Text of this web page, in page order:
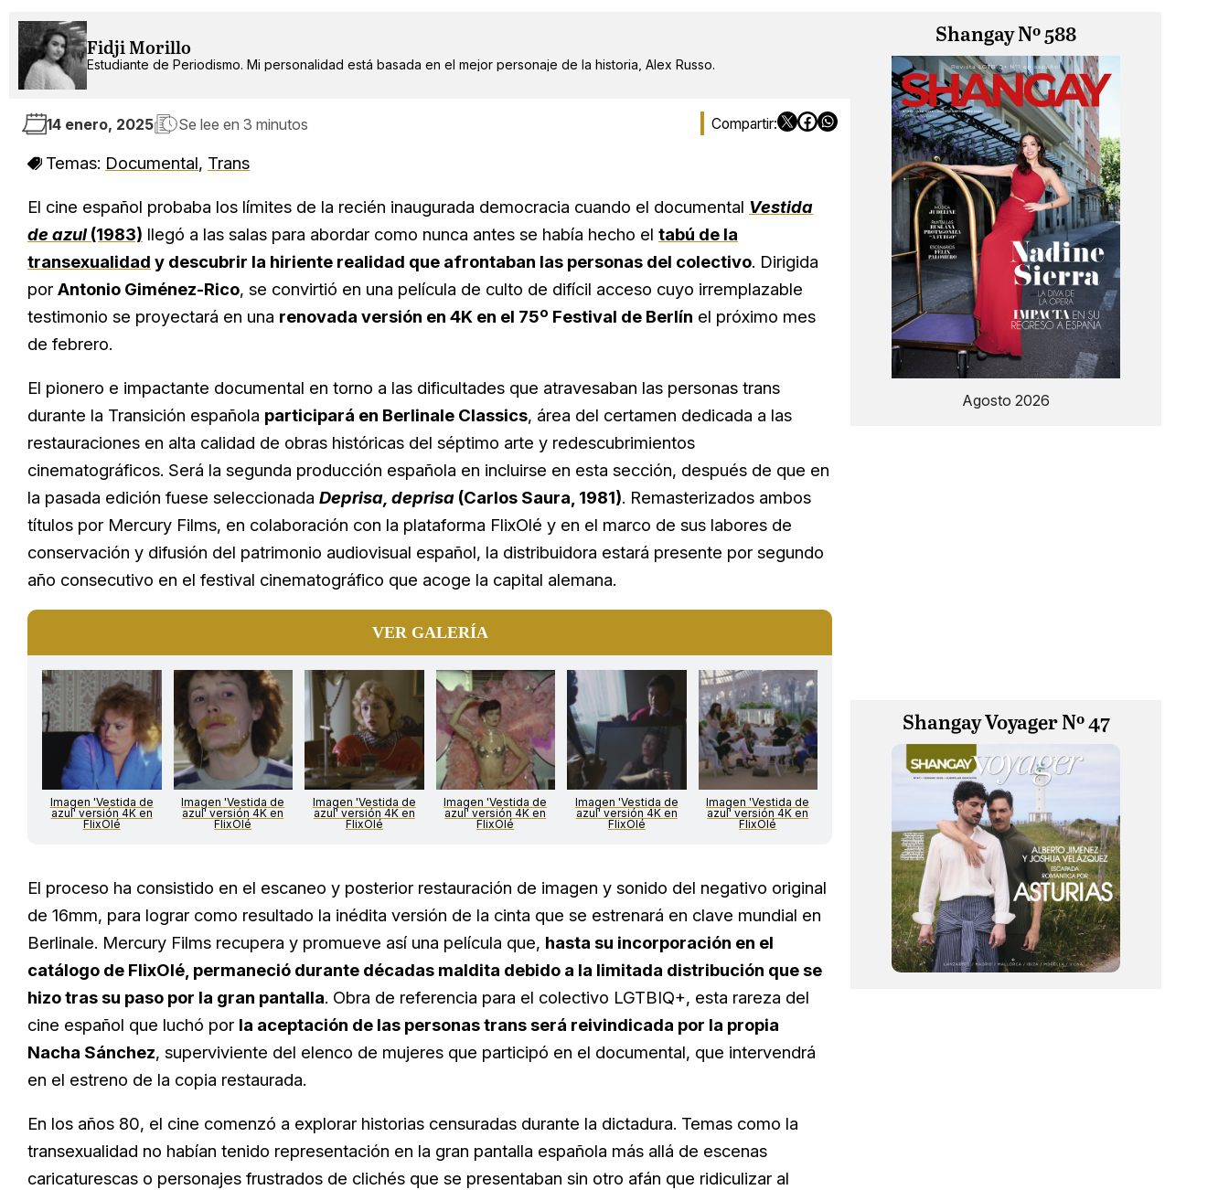
Fidji Morillo
Estudiante de Periodismo. Mi personalidad está basada en el mejor personaje de la historia, Alex Russo.
14 enero, 2025 Se lee en 3 minutos
Temas: Documental, Trans
El cine español probaba los límites de la recién inaugurada democracia cuando el documental Vestida
de azul(1983) llegó a las salas para abordar como nunca antes se había hecho el tabú de la
transexualidad y descubrir la hiriente realidad que afrontaban las personas del colectivo. Dirigida
por Antonio Giménez-Rico, se convirtió en una película de culto de difícil acceso cuyo irremplazable
testimonio se proyectará en una renovada versión en 4K en el 75º Festival de Berlín el próximo mes
de febrero.
El pionero e impactante documental en torno a las dificultades que atravesaban las personas trans
durante la Transición española participará en Berlinale Classics, área del certamen dedicada a las
restauraciones en alta calidad de obras históricas del séptimo arte y redescubrimientos
cinematográficos. Será la segunda producción española en incluirse en esta sección, después de que en
la pasada edición fuese seleccionada Deprisa, deprisa (Carlos Saura, 1981). Remasterizados ambos
títulos por Mercury Films, en colaboración con la plataforma FlixOlé y en el marco de sus labores de
conservación y difusión del patrimonio audiovisual español, la distribuidora estará presente por segundo
año consecutivo en el festival cinematográfico que acoge la capital alemana.
VER GALERÍA
Imagen 'Vestida de
azul' versión 4K en
FlixOlé
Imagen 'Vestida de
azul' versión 4K en
FlixOlé
Imagen 'Vestida de
azul' versión 4K en
FlixOlé
Imagen 'Vestida de
azul' versión 4K en
FlixOlé
Imagen 'Vestida de
azul' versión 4K en
FlixOlé
Imagen 'Vestida de
azul' versión 4K en
FlixOlé
El proceso ha consistido en el escaneo y posterior restauración de imagen y sonido del negativo original
de 16mm, para lograr como resultado la inédita versión de la cinta que se estrenará en clave mundial en
Berlinale. Mercury Films recupera y promueve así una película que, hasta su incorporación en el
catálogo de FlixOlé, permaneció durante décadas maldita debido a la limitada distribución que se
hizo tras su paso por la gran pantalla. Obra de referencia para el colectivo LGTBIQ+, esta rareza del
cine español que luchó por la aceptación de las personas trans será reivindicada por la propia
Nacha Sánchez, superviviente del elenco de mujeres que participó en el documental, que intervendrá
en el estreno de la copia restaurada.
En los años 80, el cine comenzó a explorar historias censuradas durante la dictadura. Temas como la
transexualidad no habían tenido representación en la gran pantalla española más allá de escenas
caricaturescas o personajes frustrados de clichés que se presentaban sin otro afán que ridiculizar al
Shangay Nº 588
Agosto 2026
Shangay Voyager Nº 47